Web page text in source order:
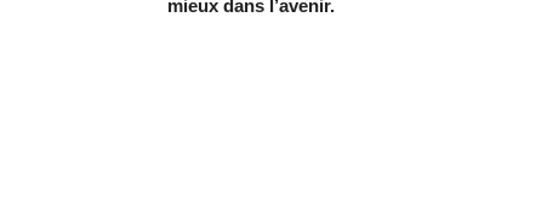
mieux dans l’avenir.